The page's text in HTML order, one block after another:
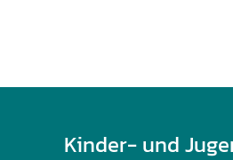
Kinder- und